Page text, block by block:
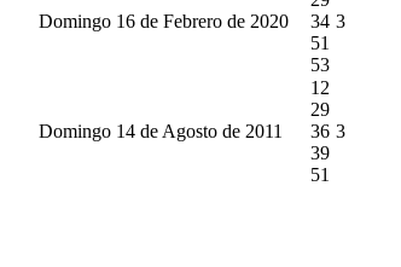
Domingo 16 de Febrero de 2020
34
51
53
3
Domingo 14 de Agosto de 2011
12
29
36
39
51
3